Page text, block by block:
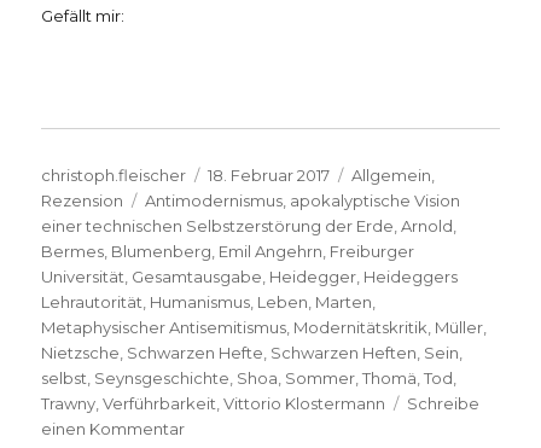
Gefällt mir:
Autor
christoph.fleischer
Veröffentlicht
am
18. Februar 2017 Kategorien
Allgemein
Rezension
Schlagwörter
Antimodernismus apokalyptische Vision
einer technischen Selbstzerstörung der Erde ,Arnold
Bermes Blumenberg Emil Angehrn Freiburger
Universität Gesamtausgabe Heidegger Heideggers
Lehrautorität Humanismus Leben Marten
Metaphysischer Antisemitismus Modernitätskritik Müller
Nietzsche Schwarzen Hefte Schwarzen Heften Sein
selbst Seynsgeschichte Shoa Sommer ,Thomä ,Tod
Trawny ,Verführbarkeit ,Vittorio Klostermann
Schreibe
einen Kommentarzu